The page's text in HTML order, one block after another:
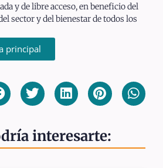
y de libre acceso, en beneficio del
sector y del bienestar de todos los
principal
interesarte: